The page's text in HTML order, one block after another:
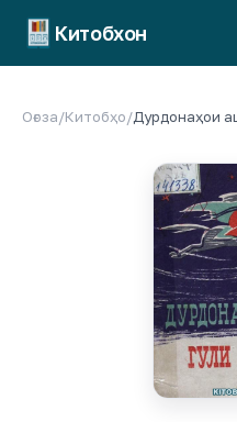
Китобхон
Оғоза/Китобҳо/Дурдонаҳои